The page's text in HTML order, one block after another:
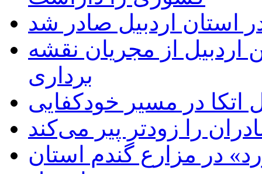
استان اردبیل صادر شد
از مجریان نقشه
برداری
در مسیر خودکفایی
را زودتر پیر می‌کند
در مزارع گندم استان